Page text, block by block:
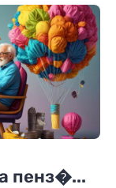
пенз�...